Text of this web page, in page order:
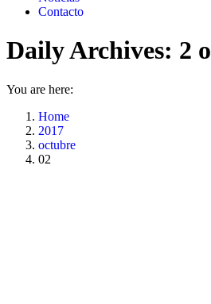
Contacto
Daily Archives: 2
You are here:
Home
2017
octubre
02